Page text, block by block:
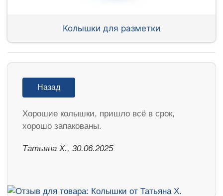
Колышки для разметки
Назад
Хорошие колышки, пришло всё в срок,
хорошо запакованы.
Татьяна Х., 30.06.2025